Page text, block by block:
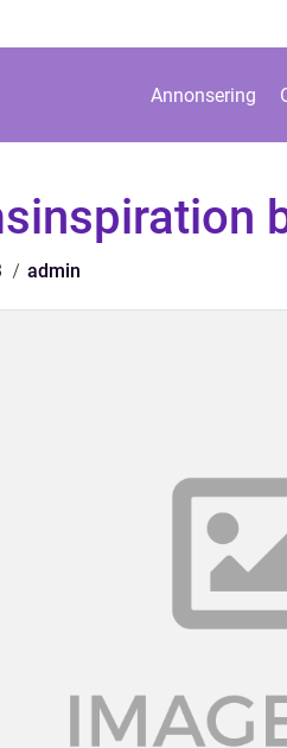
Annonsering
admin